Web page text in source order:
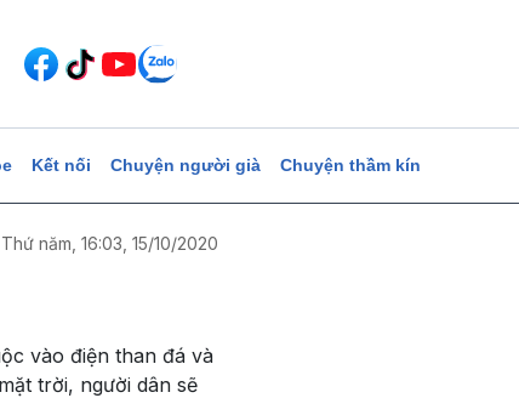
Kết nối Chuyện người già Chuyện thầm kín
Thứ năm, 16:03, 15/10/2020
vào điện than đá và
trời, người dân sẽ